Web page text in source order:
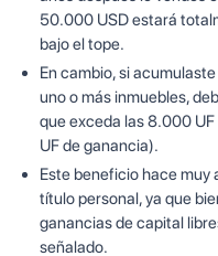
50.000 USD estará
bajo el tope.
En cambio, si
uno o más inmuebles,
que exceda las 8.000
UF de ganancia).
Este beneficio hace muy
título personal, ya que
ganancias de capital
señalado.